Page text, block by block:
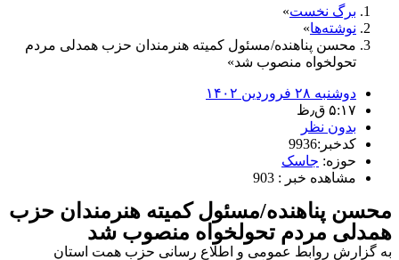
برگ نخست
نوشته‌ها
محسن پناهنده/مسئول کمیته هنرمندان حزب همدلی مردم
تحولخواه منصوب شد
دوشنبه ۲۸ فروردین ۱۴۰۲
۵:۱۷ ق٫ظ
بدون نظر
کدخبر:9936
حوزه: جاسک
مشاهده خبر : 903
محسن پناهنده/مسئول کمیته هنرمندان حزب
همدلی مردم تحولخواه منصوب شد
به گزارش روابط عمومی و اطلاع رسانی حزب همت استان